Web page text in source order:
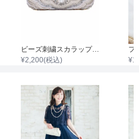
ビーズ刺繍スカラップハードクラッチバッグ
¥2,200(税込) ¥